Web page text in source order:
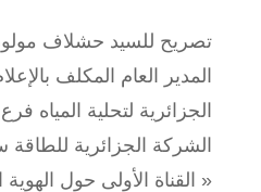
المدير العام المكلف
الجزائرية لتحلية المياه
الشركة الجزائرية للطاقة
القناة الأولى حول الهوية الجديدة للشركة »